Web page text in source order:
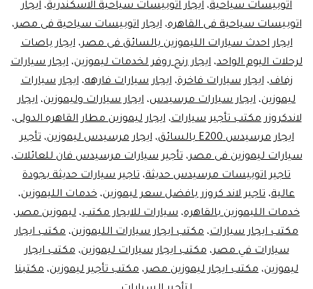
اتوبيسات سياحية، ايجار اتوبيسات سياحية الاسكندرية، ايجار
اتوبيسات سياحية فى القاهره،ايجار اتوبيسات سياحية فى مصر،
ايجار احدث سيارات الليموزين بالسائق فى مصر،ايجار باصات
لرحلات اليوم الواحد، ايجار رنج روفر لخدمات ليموزين، ايجار سيارات
زفاف،ايجار سيارات فاخرة،ايجار سيارات فارهه،ايجار سيارات
ليموزين، ايجار سيارات مرسيدس، ايجار سيارات وليموزين، ايجار
لاندكروزر مكتب تأجير سيارات،ايجار ليموزين مطار القاهره الدولى،
ايجار مرسيدس E200 بالسائق
،ايجار مرسيدس ليموزين،تأجير
سيارات ليموزين فى مصر،تأجير سيارات مرسيدس فان للعائلات،
تاجير اتوبيسات مرسيدس حديثة، تاجير سيارات حديثة بجودة
عالية، تاجير لاند كروزر بافضل سعر ليموزين، خدمات الليموزين،
خدمات الليموزين بالقاهره، سيارات للايجار مكتب، ليموزين مصر،
مكتب ايجار سيارات، مكتب ايجار سيارات الليموزين، مكتب ايجار
سيارات في مصر،مكتب ايجار سيارات ليموزين،مكتب ايجار
ليموزين، مكتب ايجار ليموزين مصر، مكتب تأجير ليموزين، مكتبنا